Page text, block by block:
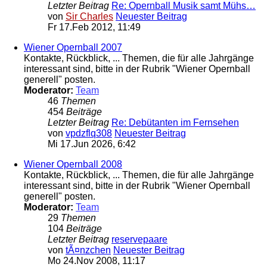
Letzter Beitrag Re: Opernball Musik samt Mühs…
von Sir Charles Neuester Beitrag
Fr 17.Feb 2012, 11:49
Wiener Opernball 2007
Kontakte, Rückblick, ... Themen, die für alle Jahrgänge
interessant sind, bitte in der Rubrik "Wiener Opernball
generell" posten.
Moderator: Team
46 Themen
454 Beiträge
Letzter Beitrag Re: Debütanten im Fernsehen
von vpdzflq308 Neuester Beitrag
Mi 17.Jun 2026, 6:42
Wiener Opernball 2008
Kontakte, Rückblick, ... Themen, die für alle Jahrgänge
interessant sind, bitte in der Rubrik "Wiener Opernball
generell" posten.
Moderator: Team
29 Themen
104 Beiträge
Letzter Beitrag reservepaare
von tÃ¤nzchen Neuester Beitrag
Mo 24.Nov 2008, 11:17